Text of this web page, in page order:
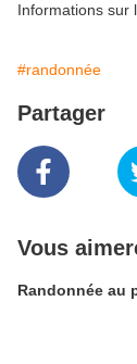
Informations sur
#randonnée
Partager
Vous
Randonnée au